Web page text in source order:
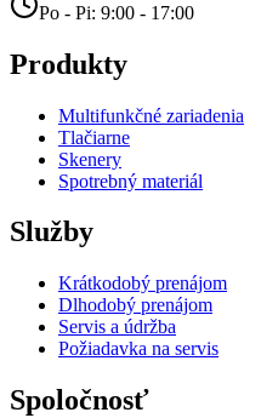
Po - Pi: 9:00 - 17:00
Produkty
Multifunkčné zariadenia
Tlačiarne
Skenery
Spotrebný materiál
Služby
Krátkodobý prenájom
Dlhodobý prenájom
Servis a údržba
Požiadavka na servis
Spoločnosť